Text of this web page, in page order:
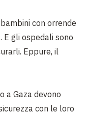
con orrende
E gli ospedali sono
Eppure, il
a Gaza devono
con le loro